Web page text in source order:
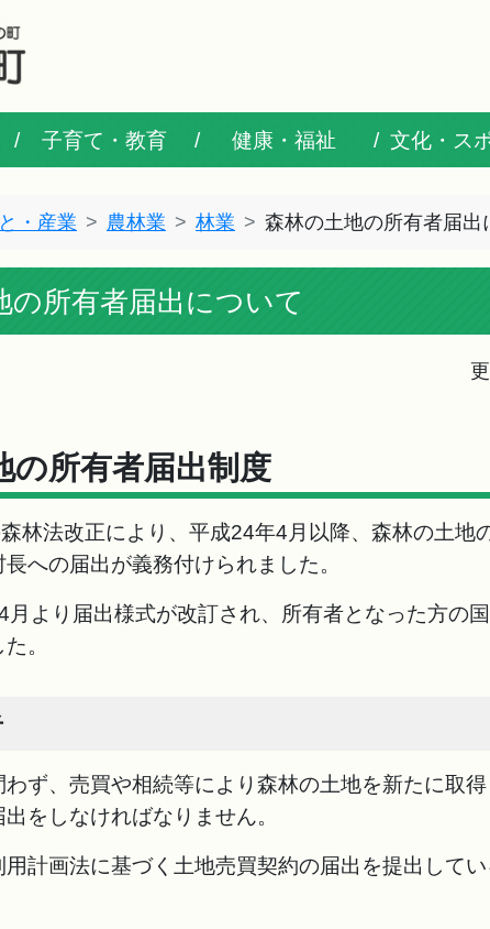
子育て・教育 健康・福祉 文化・ス
・産業 農林業 林業 森林の土地の所有者届出
の所有者届出について
の所有者届出制度
林法改正により、平成24年4月以降、森林の土地
への届出が義務付けられました。
月より届出様式が改訂され、所有者となった方の
。
ず、売買や相続等により森林の土地を新たに取
をしなければなりません。
用計画法に基づく土地売買契約の届出を提出して